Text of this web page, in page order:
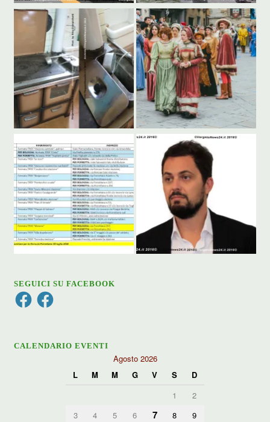
SEGUICI SU FACEBOOK
FacebookFacebook
CALENDARIO EVENTI
Agosto 2026
L
M M G V S
D
1
2
3
4 5 6 7 8
9